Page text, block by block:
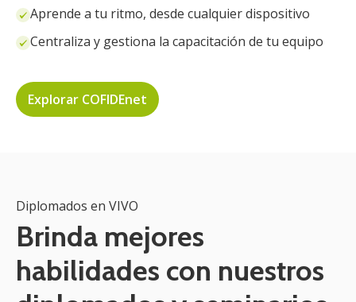
Aprende a tu ritmo, desde cualquier dispositivo
Centraliza y gestiona la capacitación de tu equipo
Explorar COFIDEnet
Diplomados en VIVO
Brinda mejores
habilidades con nuestros